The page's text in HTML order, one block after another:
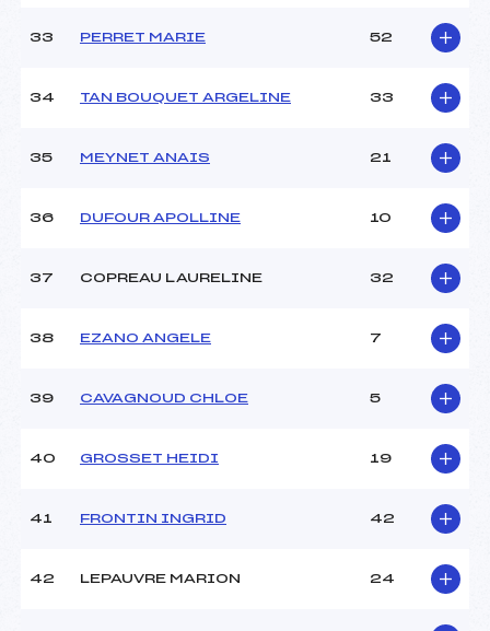
33 PERRET MARIE 52
34 TAN BOUQUET ARGELINE 33
35 MEYNET ANAIS 21
36 DUFOUR APOLLINE 10
37 COPREAU LAURELINE 32
38 EZANO ANGELE 7
39 CAVAGNOUD CHLOE 5
40 GROSSET HEIDI 19
41 FRONTIN INGRID 42
42 LEPAUVRE MARION 24